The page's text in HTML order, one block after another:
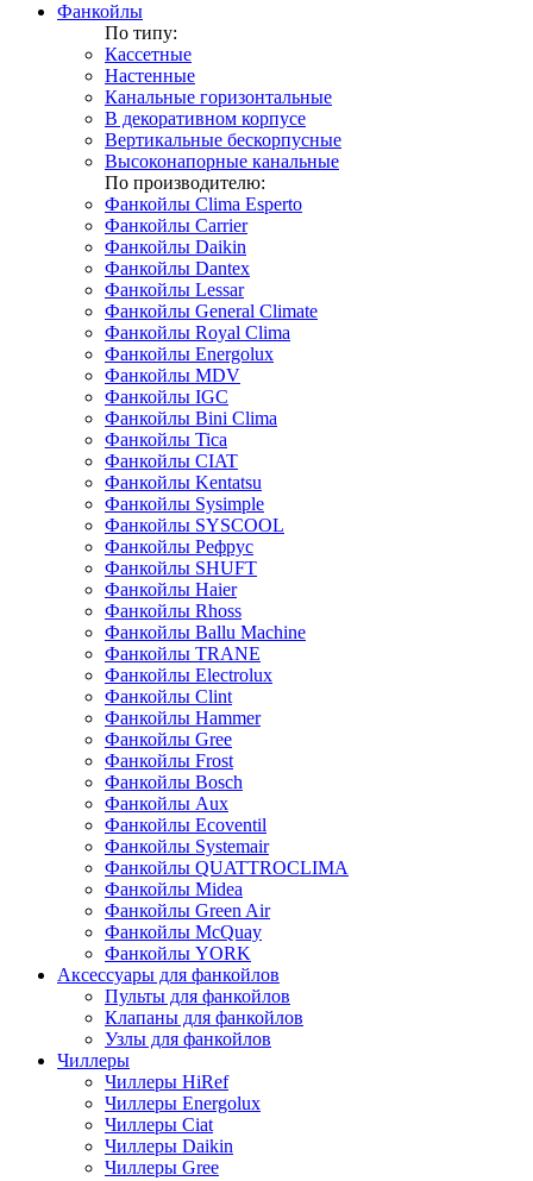
Фанкойлы
По типу:
Кассетные
Настенные
Канальные горизонтальные
В декоративном корпусе
Вертикальные бескорпусные
Высоконапорные канальные
По производителю:
Фанкойлы Clima Esperto
Фанкойлы Carrier
Фанкойлы Daikin
Фанкойлы Dantex
Фанкойлы Lessar
Фанкойлы General Climate
Фанкойлы Royal Clima
Фанкойлы Energolux
Фанкойлы MDV
Фанкойлы IGC
Фанкойлы Bini Clima
Фанкойлы Tica
Фанкойлы CIAT
Фанкойлы Kentatsu
Фанкойлы Sysimple
Фанкойлы SYSCOOL
Фанкойлы Рефрус
Фанкойлы SHUFT
Фанкойлы Haier
Фанкойлы Rhoss
Фанкойлы Ballu Machine
Фанкойлы TRANE
Фанкойлы Electrolux
Фанкойлы Clint
Фанкойлы Hammer
Фанкойлы Gree
Фанкойлы Frost
Фанкойлы Bosch
Фанкойлы Aux
Фанкойлы Ecoventil
Фанкойлы Systemair
Фанкойлы QUATTROCLIMA
Фанкойлы Midea
Фанкойлы Green Air
Фанкойлы McQuay
Фанкойлы YORK
Аксессуары для фанкойлов
Пульты для фанкойлов
Клапаны для фанкойлов
Узлы для фанкойлов
Чиллеры
Чиллеры HiRef
Чиллеры Energolux
Чиллеры Ciat
Чиллеры Daikin
Чиллеры Gree